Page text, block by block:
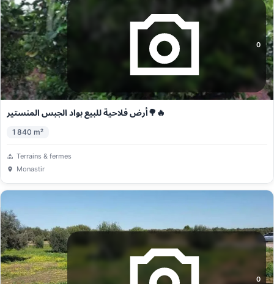
0
أرض فلاحية للبيع بواد الجبس المنستير🌳🔥
1 840 m²
Terrains & fermes
Monastir
0